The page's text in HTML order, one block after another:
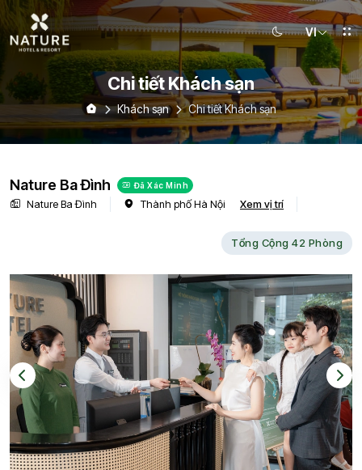
VI
Chi tiết Khách sạn
Khách sạn Chi tiết Khách sạn
Nature Ba Đình Đã Xác Minh
Nature Ba Đình Thành phố Hà Nội Xem vị trí
Tổng Cộng 42 Phòng